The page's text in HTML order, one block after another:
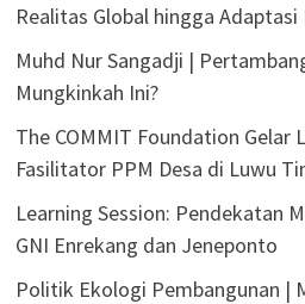
Realitas Global hingga
Muhd Nur Sangadji |
Mungkinkah Ini?
The COMMIT Foundation Gelar
Fasilitator PPM Desa di Luwu
Learning Session: Pendekatan
GNI Enrekang dan Jeneponto
Politik Ekologi Pembangunan |